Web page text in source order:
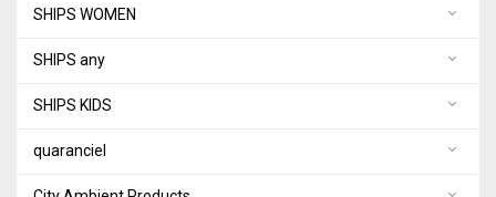
SHIPS WOMEN
SHIPS any
SHIPS KIDS
quaranciel